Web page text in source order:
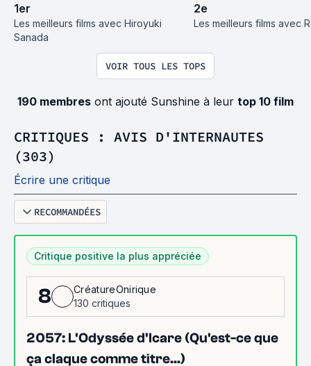
1er
Les meilleurs films avec Hiroyuki
Sanada
2e
Les meilleurs films avec
VOIR TOUS LES TOPS
190 membres ont ajouté Sunshine à leur top 10 film
CRITIQUES : AVIS D'INTERNAUTES
(303)
Écrire une critique
RECOMMANDÉES
Critique positive la plus appréciée
8
CréatureOnirique
130 critiques
2057: L'Odyssée d'Icare (Qu'est-ce que
ça claque comme titre...)